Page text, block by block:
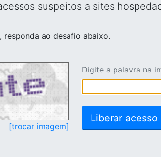
suspeitos a sites
, responda ao desafio abaixo.
[trocar imagem]
Digite a palavra na